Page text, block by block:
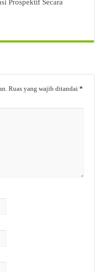
Prospektif Secara
Ruas yang wajib ditandai*